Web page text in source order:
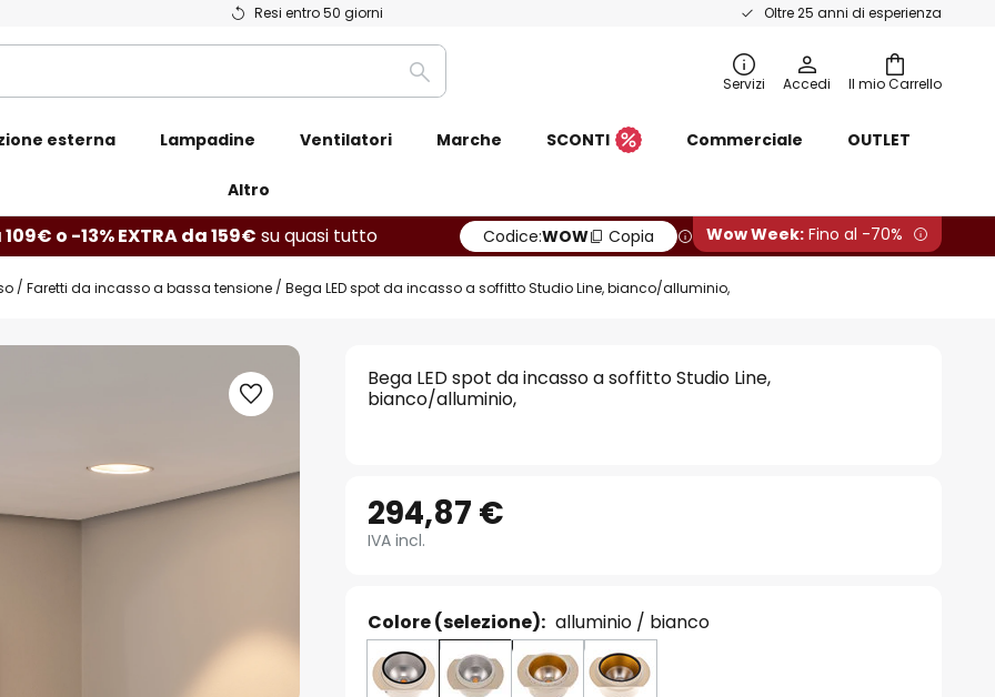
Resi entro 50 giorni Oltre 25 anni di esperienza
Il mio Carrello
Ricerca Servizi Accedi
esterna Lampadine Ventilatori Marche SCONTI Commerciale OUTLET
Altro
109€ o -13% EXTRA da 159€ su quasi tutto Codice:WOW Copia Wow Week: Fino al -70%
Faretti da incasso a bassa tensione Bega LED spot da incasso a soffitto Studio Line, bianco/alluminio,
Bega LED spot da incasso a soffitto Studio Line,
bianco/alluminio,
294,87 €
IVA incl.
Colore (selezione): alluminio / bianco